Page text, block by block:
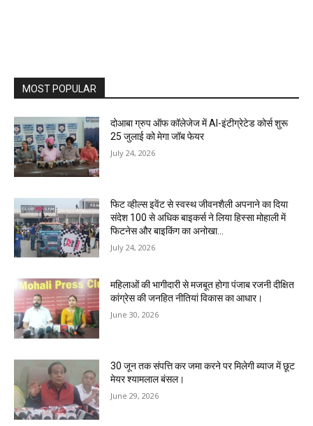
MOST POPULAR
दोआबा ग्रुप ऑफ कॉलेजेज में AI-इंटीग्रेटेड कोर्स शुरू
25 जुलाई को मेगा जॉब फेयर
July 24, 2026
फिट व्हील्स इवेंट से स्वस्थ जीवनशैली अपनाने का दिया
संदेश 100 से अधिक बाइकर्स ने लिया हिस्सा मोहाली में
फिटनेस और बाइकिंग का अनोखा...
July 24, 2026
महिलाओं की भागीदारी से मजबूत होगा पंजाब रजनी दीक्षित
कांग्रेस की जनहित नीतियां विकास का आधार।
June 30, 2026
30 जून तक संपत्ति कर जमा करने पर मिलेगी ब्याज में छूट
मेयर श्यामलाल बंसल।
June 29, 2026